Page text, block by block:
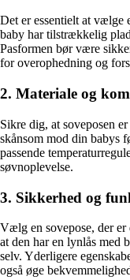
Det er essentielt at vælge
baby har tilstrækkelig
Pasformen bør være
for overophedning og
2. Materiale og
Sikre dig, at soveposen
skånsom mod din babys
passende
søvnoplevelse.
3. Sikkerhed og
Vælg en sovepose, der er
at den har en lynlås med
selv. Yderligere
også øge